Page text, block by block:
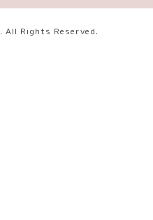
. All Rights Reserved.